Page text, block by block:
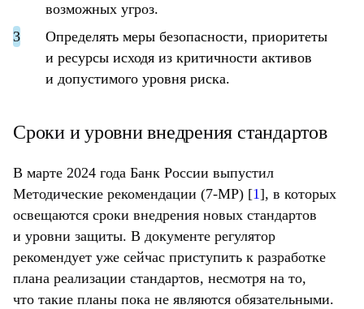
возможных угроз.
Определять меры безопасности, приоритеты
и ресурсы исходя из критичности активов
и допустимого уровня риска.
Сроки и уровни внедрения стандартов
В марте 2024 года Банк России выпустил
Методические рекомендации (7-МР) [1], в которых
освещаются сроки внедрения новых стандартов
и уровни защиты. В документе регулятор
рекомендует уже сейчас приступить к разработке
плана реализации стандартов, несмотря на то,
что такие планы пока не являются обязательными.